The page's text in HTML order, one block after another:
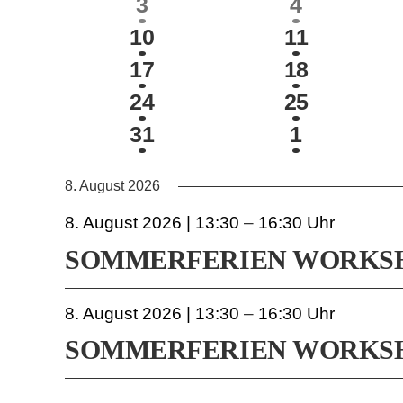
VERANSTALTUNGEN
VERANSTALTUNGEN
2
VERANSTALTUNGEN
10
2
11
2
VERANSTALTUNGEN
17
2
18
4
VERANSTALTUNGEN
24
2
25
3
VERANSTALTUNGEN
31
3
1
8. August 2026
8. August 2026 | 13:30 – 16:30
SOMMERFERIEN
8. August 2026 | 13:30 – 16:30
SOMMERFERIEN